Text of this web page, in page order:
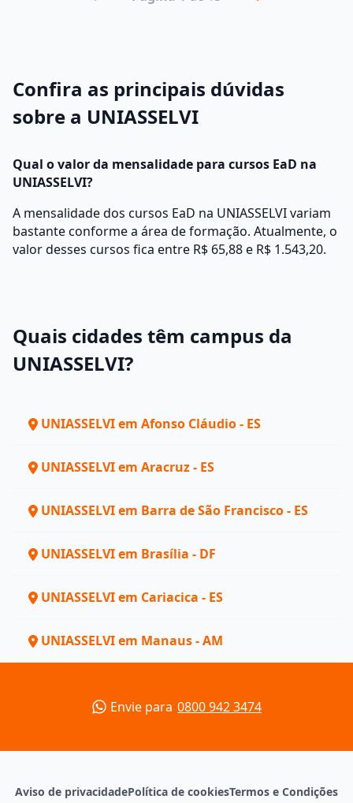
Confira as principais dúvidas
sobre a UNIASSELVI
Qual o valor da mensalidade para cursos EaD na
UNIASSELVI?
A mensalidade dos cursos EaD na UNIASSELVI variam
bastante conforme a área de formação. Atualmente, o
valor desses cursos fica entre R$ 65,88 e R$ 1.543,20.
Quais cidades têm campus da
UNIASSELVI?
UNIASSELVI em Afonso Cláudio - ES
UNIASSELVI em Aracruz - ES
UNIASSELVI em Barra de São Francisco - ES
UNIASSELVI em Brasília - DF
UNIASSELVI em Cariacica - ES
UNIASSELVI em Manaus - AM
Envie para 0800 942 3474
Aviso de privacidadePolítica de cookiesTermos e Condições